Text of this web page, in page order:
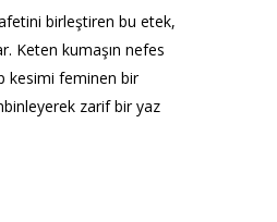
birleştiren bu etek,
Keten kumaşın nefes
kesimi feminen bir
zarif bir yaz